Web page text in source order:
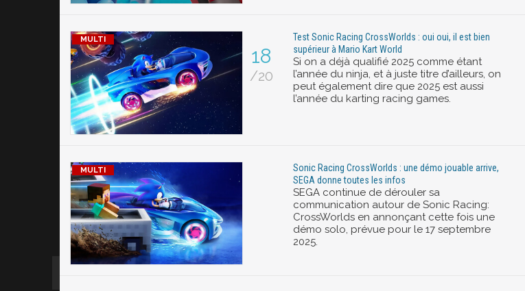
18
/20
Test Sonic Racing CrossWorlds : oui oui, il est bien
supérieur à Mario Kart World
Si on a déjà qualifié 2025 comme étant
l’année du ninja, et à juste titre d’ailleurs, on
peut également dire que 2025 est aussi
l’année du karting racing games.
Sonic Racing CrossWorlds : une démo jouable arrive,
SEGA donne toutes les infos
SEGA continue de dérouler sa
communication autour de Sonic Racing:
CrossWorlds en annonçant cette fois une
démo solo, prévue pour le 17 septembre
2025.